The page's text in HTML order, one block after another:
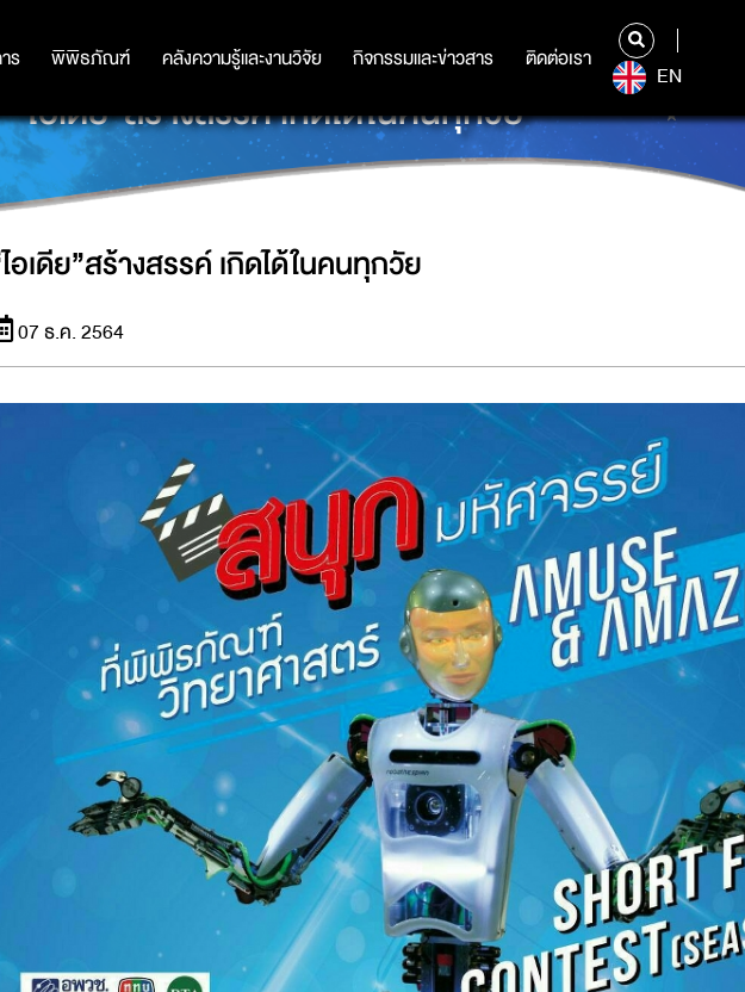
ร พิพิธภัณฑ์ คลังความรู้และงานวิจัย กิจกรรมและข่าวสาร ติดต่อเรา
ร พิพิธภัณฑ์ คลังความรู้และงานวิจัย กิจกรรมและข่าวสาร ติดต่อเรา
EN
“ไอเดีย”สร้างสรรค์ เกิดได้ในคนทุกวัย
อเดีย”สร้างสรรค์ เกิดได้ในคนทุกวัย
07 ธ.ค. 2564